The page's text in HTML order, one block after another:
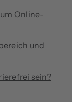
Online-
und
sein?